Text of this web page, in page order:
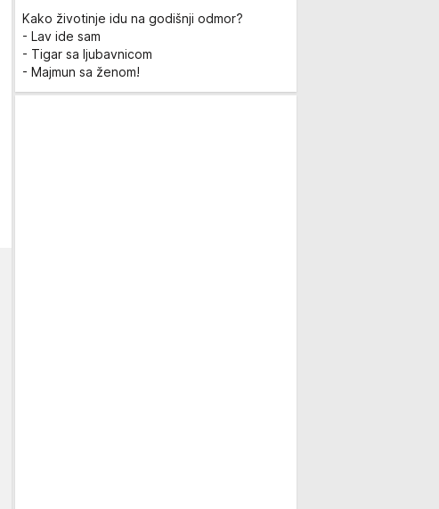
Kako životinje idu na godišnji odmor?
- Lav ide sam
- Tigar sa ljubavnicom
- Majmun sa ženom!